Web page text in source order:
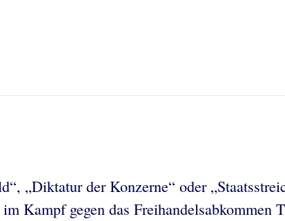
„Diktatur der Konzerne“ oder
Kampf gegen das Freihandelsabkommen